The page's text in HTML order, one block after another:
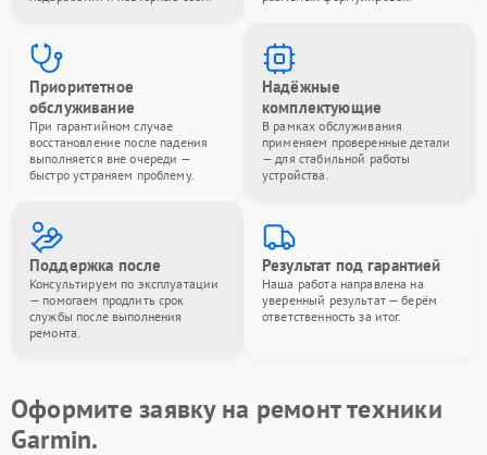
Приоритетное
обслуживание
При гарантийном случае
восстановление после падения
выполняется вне очереди —
быстро устраняем проблему.
Надёжные
комплектующие
В рамках обслуживания
применяем проверенные детали
— для стабильной работы
устройства.
Поддержка после
Консультируем по эксплуатации
— помогаем продлить срок
службы после выполнения
ремонта.
Результат под гарантией
Наша работа направлена на
уверенный результат — берём
ответственность за итог.
Оформите заявку на ремонт техники
Garmin.